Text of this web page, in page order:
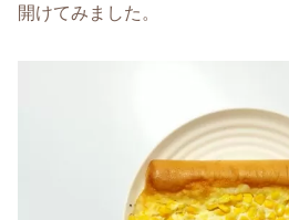
開けてみました。